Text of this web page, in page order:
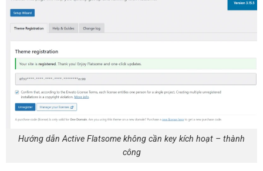
Hướng dẫn Active Flatsome không cần key kích hoạt – thành
công